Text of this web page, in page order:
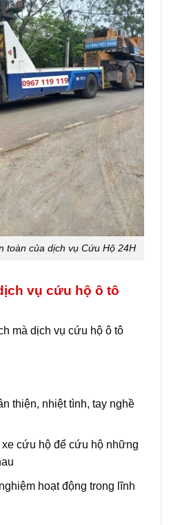
toàn của dịch vụ Cứu Hộ 24H
vụ cứu hộ ô tô
mà dịch vụ cứu hộ ô tô
thiện, nhiệt tình, tay nghề
cứu hộ để cứu hộ những
hoạt động trong lĩnh